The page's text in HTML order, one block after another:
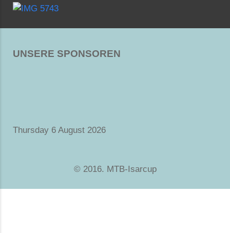
UNSERE SPONSOREN
Thursday 6 August 2026
© 2016. MTB-Isarcup